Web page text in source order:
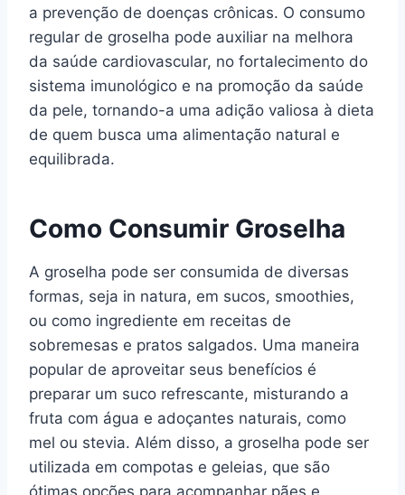
a prevenção de doenças crônicas. O consumo
regular de groselha pode auxiliar na melhora
da saúde cardiovascular, no fortalecimento do
sistema imunológico e na promoção da saúde
da pele, tornando-a uma adição valiosa à dieta
de quem busca uma alimentação natural e
equilibrada.
Como Consumir Groselha
A groselha pode ser consumida de diversas
formas, seja in natura, em sucos, smoothies,
ou como ingrediente em receitas de
sobremesas e pratos salgados. Uma maneira
popular de aproveitar seus benefícios é
preparar um suco refrescante, misturando a
fruta com água e adoçantes naturais, como
mel ou stevia. Além disso, a groselha pode ser
utilizada em compotas e geleias, que são
ótimas opções para acompanhar pães e